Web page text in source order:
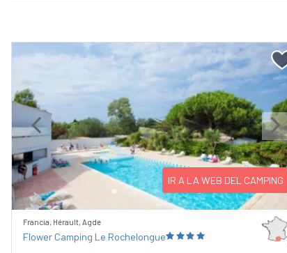
Previous Next
IR A LA WEB DEL CAMPING
Francia, Hérault, Agde
Flower Camping Le Rochelongue